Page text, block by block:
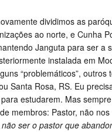
dividimos as
ao norte, e Cunha
Janguta para ser a
instalada em
“problemáticos”, outros
Santa Rosa, RS. Eu
estudarem. Mas
membros: Pastor, não
ser o pastor que